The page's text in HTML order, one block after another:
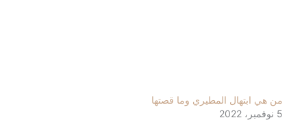
من هي ابتهال المطيري وما قصتها
5 نوفمبر، 2022